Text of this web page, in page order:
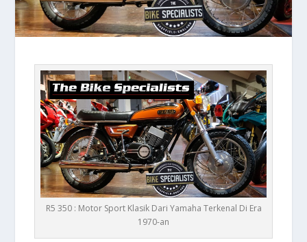
R5 350 : Motor Sport Klasik Dari Yamaha Terkenal Di Era
1970-an